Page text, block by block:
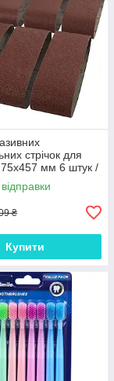
стрічок для
мм 6 штук /
стрічки
₴
Купити